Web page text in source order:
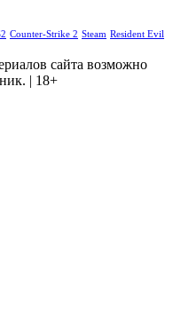
Counter-Strike 2 Steam Resident Evil
сайта возможно
| 18+